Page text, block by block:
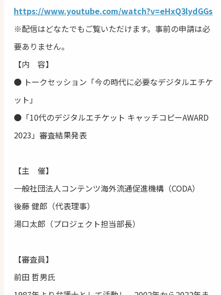
https://www.youtube.com/watch?v=eHxQ3lydGGs
※配信はどなたでもご覧いただけます。事前の申請は必
要ありません。
【内 容】
● トークセッション「今の時代に必要なデジタルエチケ
ット」
●「10代のデジタルエチケット キャッチコピーAWARD
2023」審査結果発表
【主 催】
一般社団法人コンテンツ海外流通促進機構（CODA）
後藤 健郎（代表理事）
湯口太郎（プロジェクト担当部長）
【審査員】
前田 哲男氏